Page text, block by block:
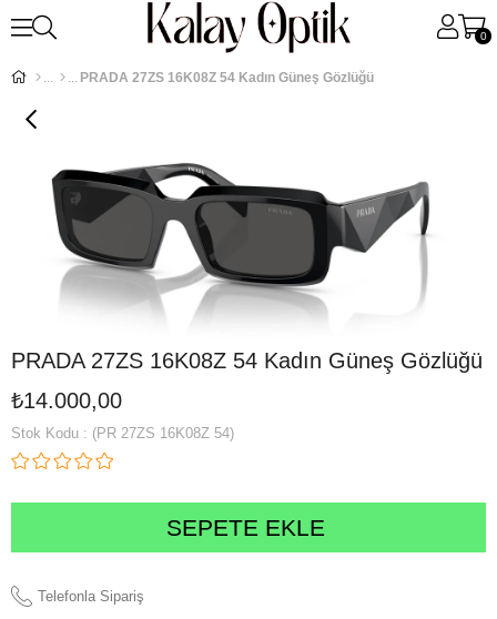
0
PRADA 27ZS 16K08Z 54 Kadın Güneş Gözlüğü
PRADA 27ZS 16K08Z 54 Kadın Güneş Gözlüğü
₺14.000,00
Stok Kodu (PR 27ZS 16K08Z 54)
Telefonla Sipariş